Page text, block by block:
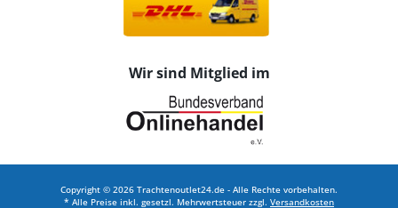
Wir sind Mitglied im
Copyright © 2026 Trachtenoutlet24.de - Alle Rechte vorbehalten.
* Alle Preise inkl. gesetzl. Mehrwertsteuer zzgl. Versandkosten